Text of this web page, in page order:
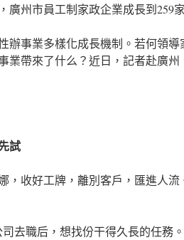
廣州市員工制家政企業成長到259
辦事業多樣化成長機制。若何領導
業帶來了什么？近日，記者赴廣州
試
，收好工牌，離別客戶，匯進人流
去職后，想找份干得久長的任務